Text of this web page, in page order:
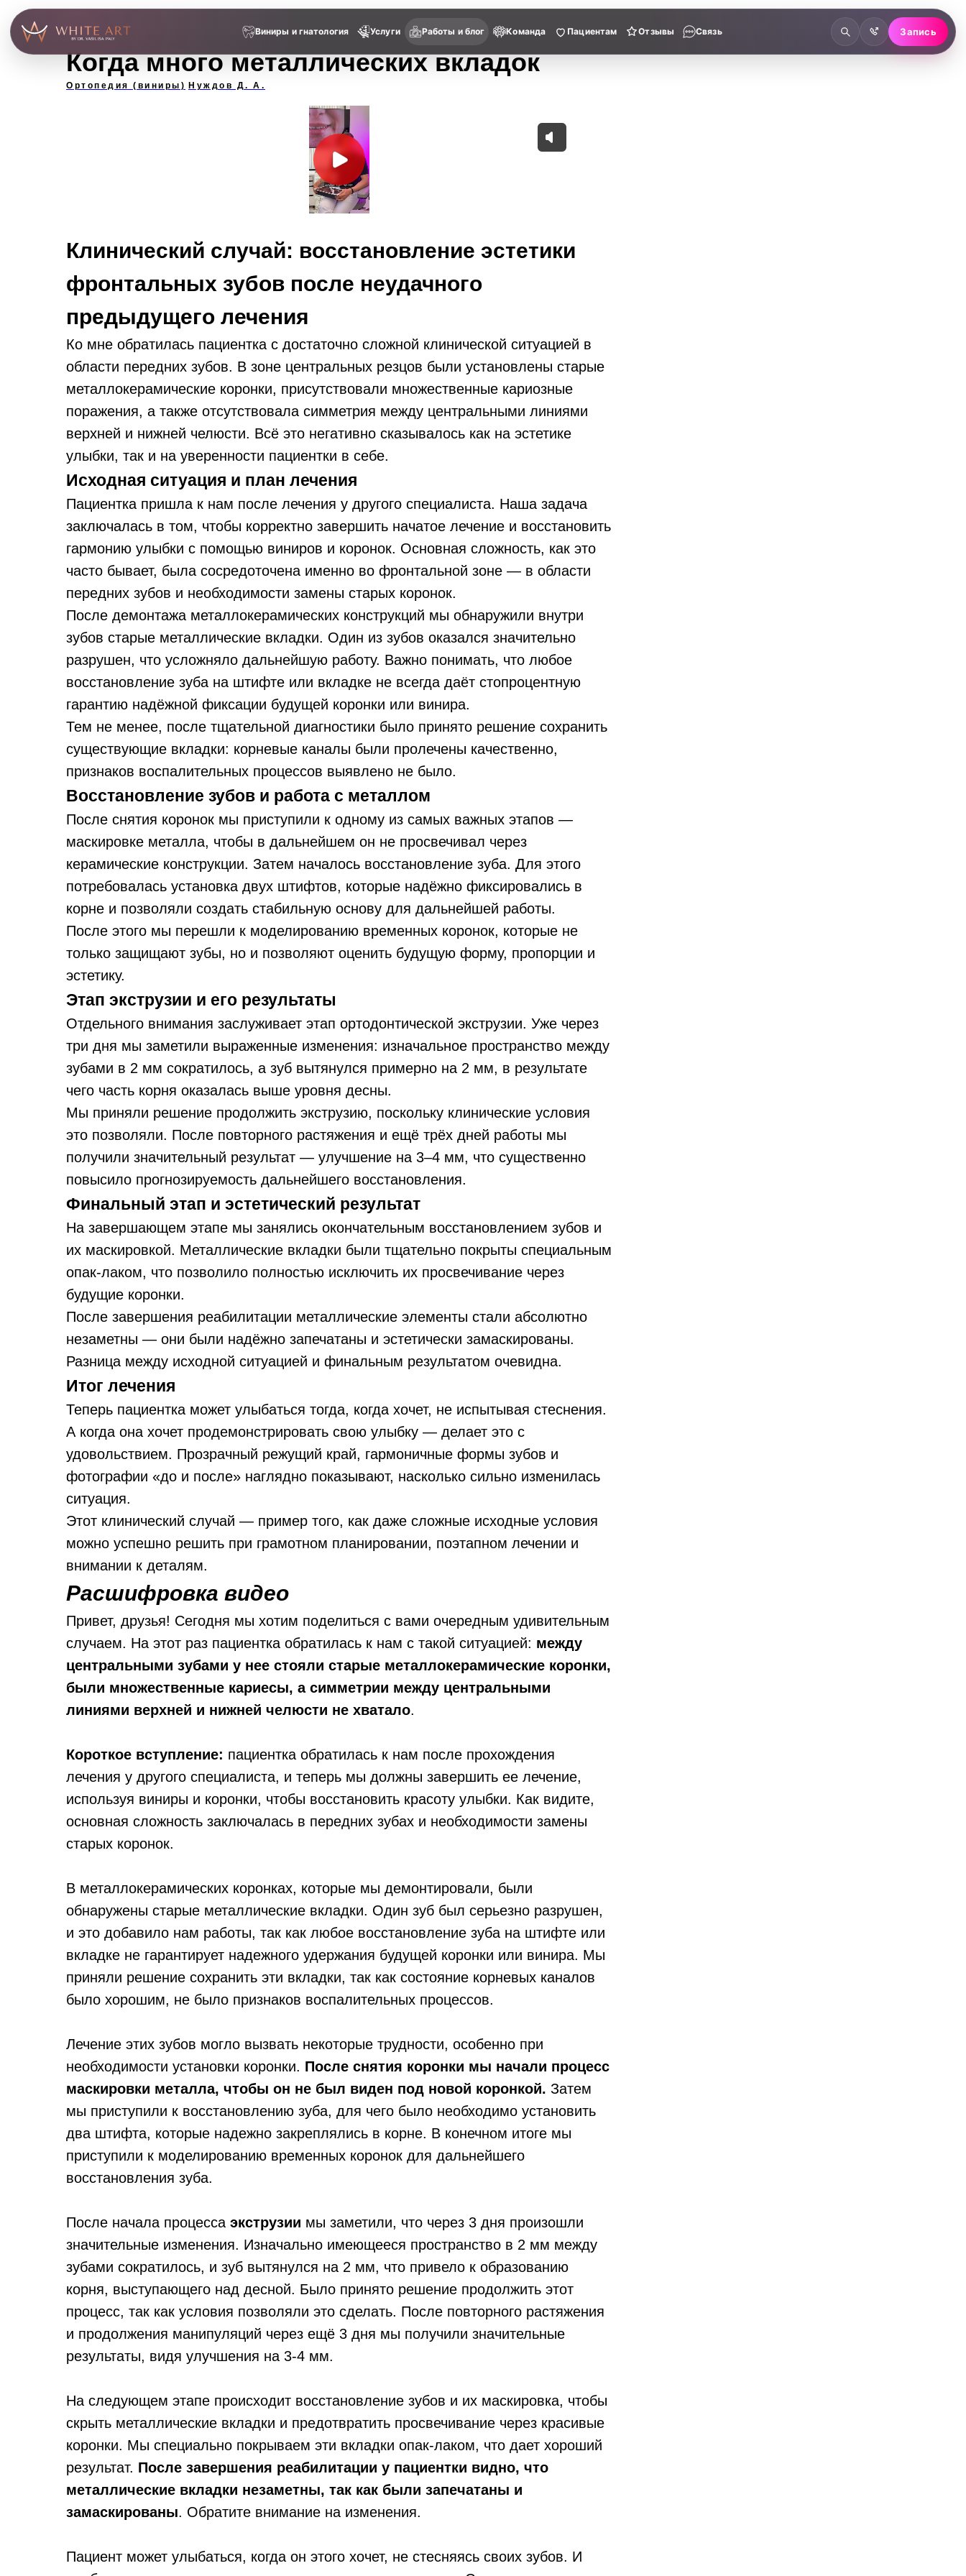
Виниры и гнатология Услуги Работы и блог Команда Пациентам Отзывы Связь Запись
Когда много металлических вкладок
Ортопедия (виниры) Нуждов Д. А.
Клинический случай: восстановление эстетики
фронтальных зубов после неудачного
предыдущего лечения
Ко мне обратилась пациентка с достаточно сложной клинической ситуацией в
области передних зубов. В зоне центральных резцов были установлены старые
металлокерамические коронки, присутствовали множественные кариозные
поражения, а также отсутствовала симметрия между центральными линиями
верхней и нижней челюсти. Всё это негативно сказывалось как на эстетике
улыбки, так и на уверенности пациентки в себе.
Исходная ситуация и план лечения
Пациентка пришла к нам после лечения у другого специалиста. Наша задача
заключалась в том, чтобы корректно завершить начатое лечение и восстановить
гармонию улыбки с помощью виниров и коронок. Основная сложность, как это
часто бывает, была сосредоточена именно во фронтальной зоне — в области
передних зубов и необходимости замены старых коронок.
После демонтажа металлокерамических конструкций мы обнаружили внутри
зубов старые металлические вкладки. Один из зубов оказался значительно
разрушен, что усложняло дальнейшую работу. Важно понимать, что любое
восстановление зуба на штифте или вкладке не всегда даёт стопроцентную
гарантию надёжной фиксации будущей коронки или винира.
Тем не менее, после тщательной диагностики было принято решение сохранить
существующие вкладки: корневые каналы были пролечены качественно,
признаков воспалительных процессов выявлено не было.
Восстановление зубов и работа с металлом
После снятия коронок мы приступили к одному из самых важных этапов —
маскировке металла, чтобы в дальнейшем он не просвечивал через
керамические конструкции. Затем началось восстановление зуба. Для этого
потребовалась установка двух штифтов, которые надёжно фиксировались в
корне и позволяли создать стабильную основу для дальнейшей работы.
После этого мы перешли к моделированию временных коронок, которые не
только защищают зубы, но и позволяют оценить будущую форму, пропорции и
эстетику.
Этап экструзии и его результаты
Отдельного внимания заслуживает этап ортодонтической экструзии. Уже через
три дня мы заметили выраженные изменения: изначальное пространство между
зубами в 2 мм сократилось, а зуб вытянулся примерно на 2 мм, в результате
чего часть корня оказалась выше уровня десны.
Мы приняли решение продолжить экструзию, поскольку клинические условия
это позволяли. После повторного растяжения и ещё трёх дней работы мы
получили значительный результат — улучшение на 3–4 мм, что существенно
повысило прогнозируемость дальнейшего восстановления.
Финальный этап и эстетический результат
На завершающем этапе мы занялись окончательным восстановлением зубов и
их маскировкой. Металлические вкладки были тщательно покрыты специальным
опак-лаком, что позволило полностью исключить их просвечивание через
будущие коронки.
После завершения реабилитации металлические элементы стали абсолютно
незаметны — они были надёжно запечатаны и эстетически замаскированы.
Разница между исходной ситуацией и финальным результатом очевидна.
Итог лечения
Теперь пациентка может улыбаться тогда, когда хочет, не испытывая стеснения.
А когда она хочет продемонстрировать свою улыбку — делает это с
удовольствием. Прозрачный режущий край, гармоничные формы зубов и
фотографии «до и после» наглядно показывают, насколько сильно изменилась
ситуация.
Этот клинический случай — пример того, как даже сложные исходные условия
можно успешно решить при грамотном планировании, поэтапном лечении и
внимании к деталям.
Расшифровка видео
Привет, друзья! Сегодня мы хотим поделиться с вами очередным удивительным
случаем. На этот раз пациентка обратилась к нам с такой ситуацией: между
центральными зубами у нее стояли старые металлокерамические коронки,
были множественные кариесы, а симметрии между центральными
линиями верхней и нижней челюсти не хватало.
Короткое вступление: пациентка обратилась к нам после прохождения
лечения у другого специалиста, и теперь мы должны завершить ее лечение,
используя виниры и коронки, чтобы восстановить красоту улыбки. Как видите,
основная сложность заключалась в передних зубах и необходимости замены
старых коронок.
В металлокерамических коронках, которые мы демонтировали, были
обнаружены старые металлические вкладки. Один зуб был серьезно разрушен,
и это добавило нам работы, так как любое восстановление зуба на штифте или
вкладке не гарантирует надежного удержания будущей коронки или винира. Мы
приняли решение сохранить эти вкладки, так как состояние корневых каналов
было хорошим, не было признаков воспалительных процессов.
Лечение этих зубов могло вызвать некоторые трудности, особенно при
необходимости установки коронки. После снятия коронки мы начали процесс
маскировки металла, чтобы он не был виден под новой коронкой. Затем
мы приступили к восстановлению зуба, для чего было необходимо установить
два штифта, которые надежно закреплялись в корне. В конечном итоге мы
приступили к моделированию временных коронок для дальнейшего
восстановления зуба.
После начала процесса экструзии мы заметили, что через 3 дня произошли
значительные изменения. Изначально имеющееся пространство в 2 мм между
зубами сократилось, и зуб вытянулся на 2 мм, что привело к образованию
корня, выступающего над десной. Было принято решение продолжить этот
процесс, так как условия позволяли это сделать. После повторного растяжения
и продолжения манипуляций через ещё 3 дня мы получили значительные
результаты, видя улучшения на 3-4 мм.
На следующем этапе происходит восстановление зубов и их маскировка, чтобы
скрыть металлические вкладки и предотвратить просвечивание через красивые
коронки. Мы специально покрываем эти вкладки опак-лаком, что дает хороший
результат. После завершения реабилитации у пациентки видно, что
металлические вкладки незаметны, так как были запечатаны и
замаскированы. Обратите внимание на изменения.
Пациент может улыбаться, когда он этого хочет, не стесняясь своих зубов. И